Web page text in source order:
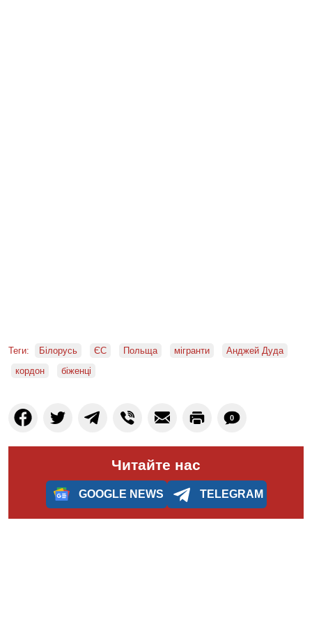
Теги: Білорусь ЄС Польща мігранти
Анджей Дуда
кордон
біженці
0
Читайте нас
GOOGLE NEWS TELEGRAM